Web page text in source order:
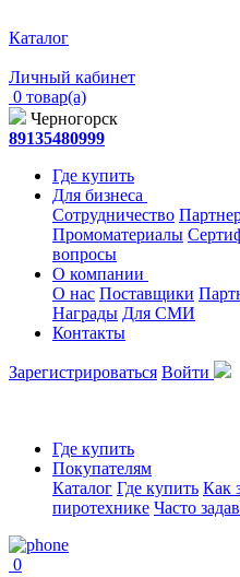
Каталог
Личный кабинет
0 товар(а)
Черногорск
89135480999
Где купить
Для бизнеса
Сотрудничество
Промоматериалы
вопросы
О компании
О нас Поставщики
Награды Для СМИ
Контакты
Зарегистрироваться Войти
Где купить
Покупателям
Каталог Где купить Как
пиротехнике Часто
0